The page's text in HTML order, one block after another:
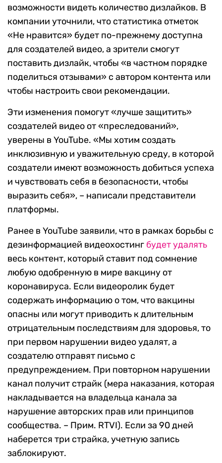
возможности видеть количество дизлайков. В
компании уточнили, что статистика отметок
«Не нравится» будет по-прежнему доступна
для создателей видео, а зрители смогут
поставить дизлайк, чтобы «в частном порядке
поделиться отзывами» с автором контента или
чтобы настроить свои рекомендации.
Эти изменения помогут «лучше защитить»
создателей видео от «преследований»,
уверены в YouTube. «Мы хотим создать
инклюзивную и уважительную среду, в которой
создатели имеют возможность добиться успеха
и чувствовать себя в безопасности, чтобы
выразить себя», – написали представители
платформы.
Ранее в YouTube заявили, что в рамках борьбы с
дезинформацией видеохостинг будет удалять
весь контент, который ставит под сомнение
любую одобренную в мире вакцину от
коронавируса. Если видеоролик будет
содержать информацию о том, что вакцины
опасны или могут приводить к длительным
отрицательным последствиям для здоровья, то
при первом нарушении видео удалят, а
создателю отправят письмо с
предупреждением. При повторном нарушении
канал получит страйк (мера наказания, которая
накладывается на владельца канала за
нарушение авторских прав или принципов
сообщества. – Прим. RTVI). Если за 90 дней
наберется три страйка, учетную запись
заблокируют.